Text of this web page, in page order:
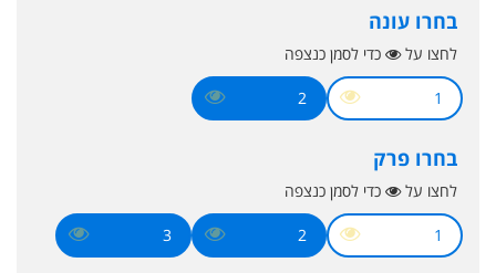
בחרו עונה
לחצו על כדי לסמן כנצפה
1
2
בחרו פרק
לחצו על כדי לסמן כנצפה
1
2
3